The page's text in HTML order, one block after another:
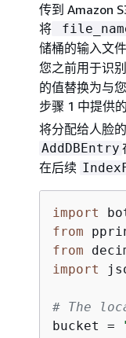
传到 Amazon
将
储桶的输入文
您之前用于识
的值替换为与
步骤 1 中提供
将分配给人脸
AddDBEntry
在后续
import
from
from
import
# The
bucket =